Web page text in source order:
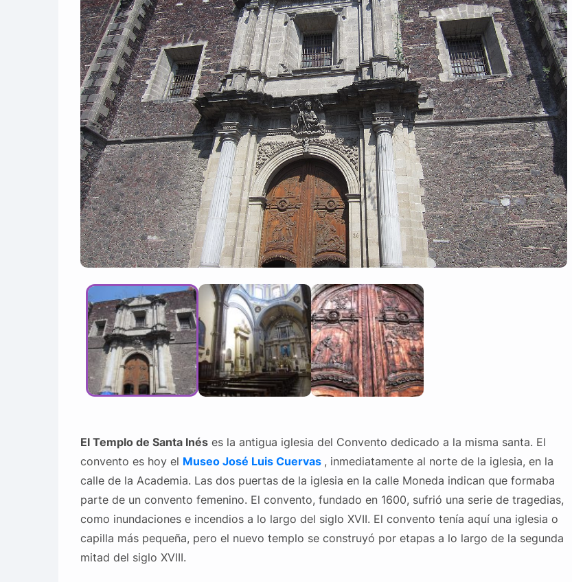
El Templo de Santa Inéses la antigua iglesia del Convento dedicado a la misma santa. El
convento es hoy el Museo José Luis Cuervas , inmediatamente al norte de la iglesia, en la
calle de la Academia. Las dos puertas de la iglesia en la calle Moneda indican que formaba
parte de un convento femenino. El convento, fundado en 1600, sufrió una serie de tragedias,
como inundaciones e incendios a lo largo del siglo XVII. El convento tenía aquí una iglesia o
capilla más pequeña, pero el nuevo templo se construyó por etapas a lo largo de la segunda
mitad del siglo XVIII.